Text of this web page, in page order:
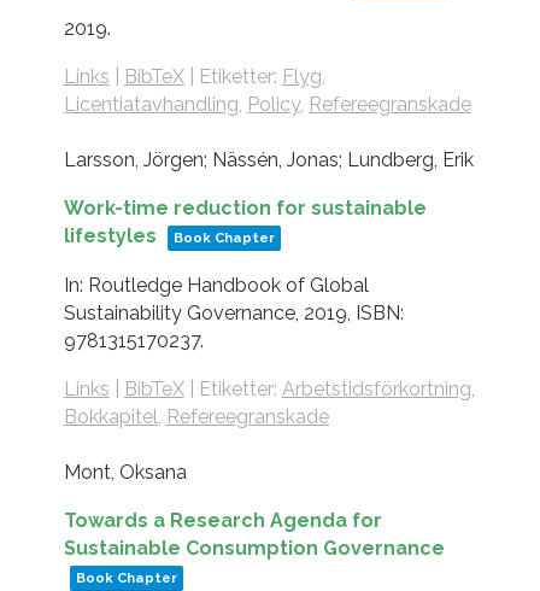
2019.
Links BibTeX| Etiketter: Flyg,
Licentiatavhandling, Policy, Refereegranskade
Larsson, Jörgen; Nässén, Jonas; Lundberg, Erik
Work-time reduction for sustainable
lifestyles
Book Chapter
In: Routledge Handbook of Global
Sustainability Governance, 2019, ISBN:
9781315170237.
Links BibTeX| Etiketter: Arbetstidsförkortning,
Bokkapitel, Refereegranskade
Mont, Oksana
Towards a Research Agenda for
Sustainable Consumption Governance
Book Chapter